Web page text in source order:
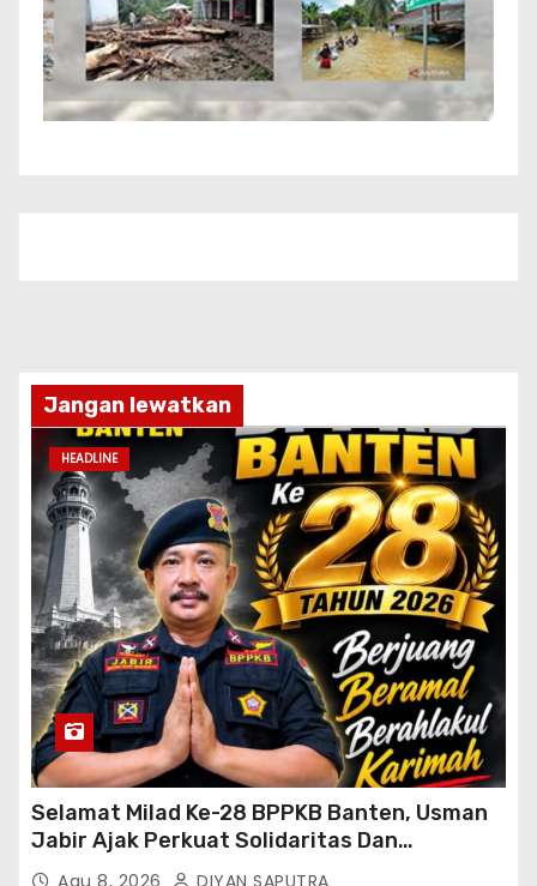
Jangan lewatkan
HEADLINE
Selamat Milad Ke-28 BPPKB Banten, Usman
Jabir Ajak Perkuat Solidaritas Dan
Kebersamaan